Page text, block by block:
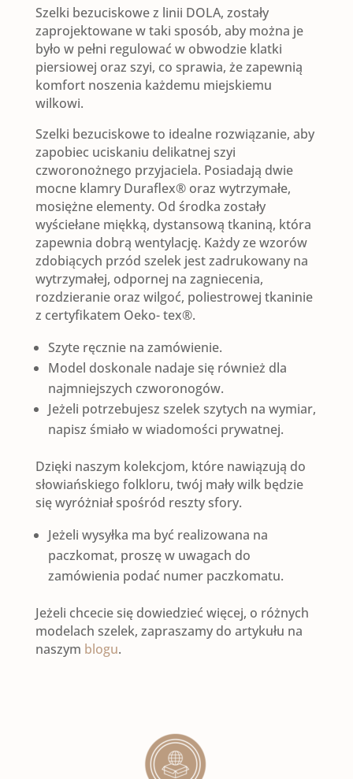
|
SLAVIC
TALES
kolory)
Szelki bezuciskowe z linii DOLA, zostały
zaprojektowane w taki sposób, aby można je
było w pełni regulować w obwodzie klatki
piersiowej oraz szyi, co sprawia, że zapewnią
komfort noszenia każdemu miejskiemu
wilkowi.
Szelki bezuciskowe to idealne rozwiązanie, aby
zapobiec uciskaniu delikatnej szyi
czworonożnego przyjaciela. Posiadają dwie
mocne klamry Duraflex® oraz wytrzymałe,
mosiężne elementy. Od środka zostały
wyściełane miękką, dystansową tkaniną, która
zapewnia dobrą wentylację. Każdy ze wzorów
zdobiących przód szelek jest zadrukowany na
wytrzymałej, odpornej na zagniecenia,
rozdzieranie oraz wilgoć, poliestrowej tkaninie
z certyfikatem Oeko- tex®.
Szyte ręcznie na zamówienie.
Model doskonale nadaje się również dla
najmniejszych czworonogów.
Jeżeli potrzebujesz szelek szytych na wymiar,
napisz śmiało w wiadomości prywatnej.
Dzięki naszym kolekcjom, które nawiązują do
słowiańskiego folkloru, twój mały wilk będzie
się wyróżniał spośród reszty sfory.
Jeżeli wysyłka ma być realizowana na
paczkomat, proszę w uwagach do
zamówienia podać numer paczkomatu.
Jeżeli chcecie się dowiedzieć więcej, o różnych
modelach szelek, zapraszamy do artykułu na
naszym blogu.